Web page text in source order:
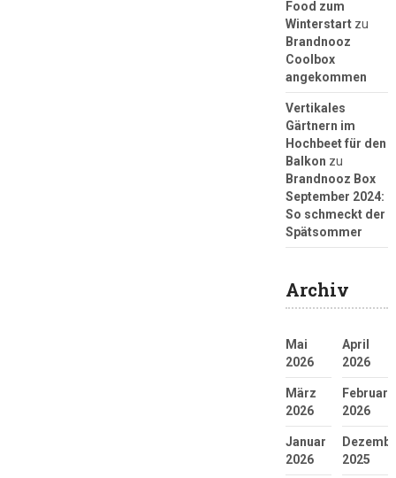
Food zum
Winterstartzu
Brandnooz
Coolbox
angekommen
Vertikales
Gärtnern im
Hochbeet für den
Balkon zu
Brandnooz Box
September 2024:
So schmeckt der
Spätsommer
Archiv
Mai
2026
April
2026
März
2026
Februar
2026
Januar
2026
2025